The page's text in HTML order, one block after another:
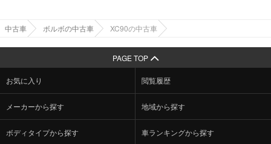
中古車 ボルボの中古車 XC90の中古車
PAGE TOP
お気に入り 閲覧履歴
メーカーから探す 地域から探す
ボディタイプから探す 車ランキングから探す